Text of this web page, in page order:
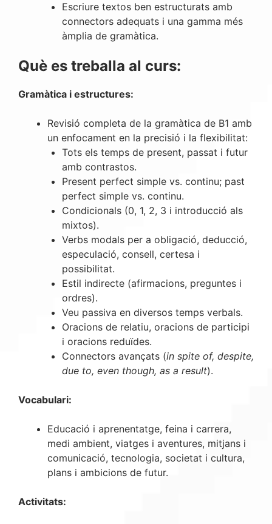
Escriure textos ben estructurats amb
connectors adequats i una gamma més
àmplia de gramàtica.
Què es treballa al curs:
Gramàtica i estructures:
Revisió completa de la gramàtica de B1 amb
un enfocament en la precisió i la flexibilitat:
Tots els temps de present, passat i futur
amb contrastos.
Present perfect simple vs. continu; past
perfect simple vs. continu.
Condicionals (0, 1, 2, 3 i introducció als
mixtos).
Verbs modals per a obligació, deducció,
especulació, consell, certesa i
possibilitat.
Estil indirecte (afirmacions, preguntes i
ordres).
Veu passiva en diversos temps verbals.
Oracions de relatiu, oracions de participi
i oracions reduïdes.
Connectors avançats (in spite of, despite,
due to, even though, as a result).
Vocabulari:
Educació i aprenentatge, feina i carrera,
medi ambient, viatges i aventures, mitjans i
comunicació, tecnologia, societat i cultura,
plans i ambicions de futur.
Activitats: